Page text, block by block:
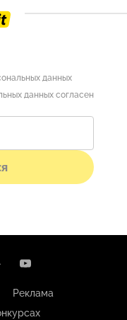
данных
данных согласен
Реклама